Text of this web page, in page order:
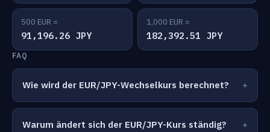
500 EUR =
91,196.26 JPY
1,000 EUR =
182,392.51 JPY
FAQ
Wie wird der EUR/JPY-Wechselkurs berechnet?
Warum ändert sich der EUR/JPY-Kurs ständig?